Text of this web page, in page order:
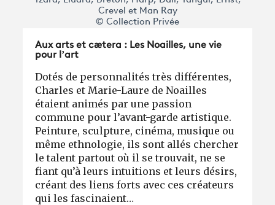
Crevel et Man Ray
© Collection Privée
Aux arts et cætera : Les Noailles, une vie
pour l’art
Dotés de personnalités très différentes,
Charles et Marie-Laure de Noailles
étaient animés par une passion
commune pour l’avant-garde artistique.
Peinture, sculpture, cinéma, musique ou
même ethnologie, ils sont allés chercher
le talent partout où il se trouvait, ne se
fiant qu’à leurs intuitions et leurs désirs,
créant des liens forts avec ces créateurs
qui les fascinaient…